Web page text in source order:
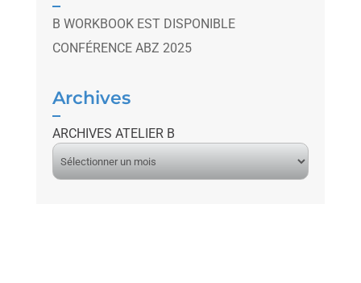
B WORKBOOK EST DISPONIBLE
CONFÉRENCE ABZ 2025
Archives
ARCHIVES ATELIER B
A